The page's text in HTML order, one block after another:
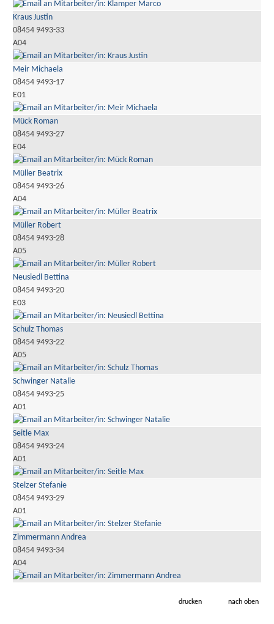
Kraus Justin
08454 9493-33
A04
Meir Michaela
08454 9493-17
E01
Mück Roman
08454 9493-27
E04
Müller Beatrix
08454 9493-26
A04
Müller Robert
08454 9493-28
A05
Neusiedl Bettina
08454 9493-20
E03
Schulz Thomas
08454 9493-22
A05
Schwinger Natalie
08454 9493-25
A01
Seitle Max
08454 9493-24
A01
Stelzer Stefanie
08454 9493-29
A01
Zimmermann Andrea
08454 9493-34
A04
drucken nach oben